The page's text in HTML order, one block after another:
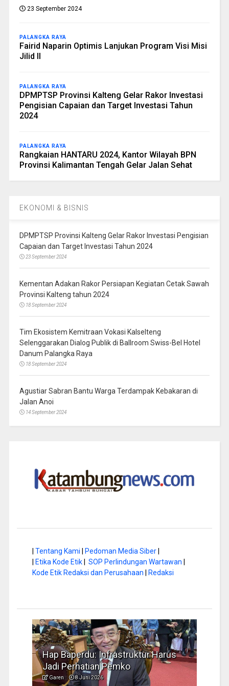
23 September 2024
PALANGKA RAYA
Fairid Naparin Optimis Lanjukan Program Visi Misi
Jilid II
PALANGKA RAYA
DPMPTSP Provinsi Kalteng Gelar Rakor Investasi
Pengisian Capaian dan Target Investasi Tahun
2024
PALANGKA RAYA
Rangkaian HANTARU 2024, Kantor Wilayah BPN
Provinsi Kalimantan Tengah Gelar Jalan Sehat
EKONOMI & BISNIS
DPMPTSP Provinsi Kalteng Gelar Rakor Investasi Pengisian
Capaian dan Target Investasi Tahun 2024
23 September 2024
Kementan Adakan Rakor Persiapan Kegiatan Cetak Sawah
Provinsi Kalteng tahun 2024
18 September 2024
Tim Ekosistem Kemitraan Vokasi Kalselteng
Selenggarakan Dialog Publik di Ballroom Swiss-Bel Hotel
Danum Palangka Raya
18 September 2024
Agustiar Sabran Bantu Warga Terdampak Kebakaran di
Jalan Anoi
14 September 2024
Tentang Kami Pedoman Media Siber|
Etika Kode Etik| SOP Perlindungan Wartawan
Kode Etik Redaksi dan Perusahaan
Redaksi
Hap Baperdu: Infrastruktur Harus
Jadi Perhatian Pemko
Garen 8 Juni 2026